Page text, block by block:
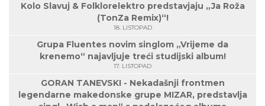
Kolo Slavuj & Folklorelektro predstavjaju „Ja Roža
(TonZa Remix)“!
18. LISTOPAD
Grupa Fluentes novim singlom „Vrijeme da
krenemo“ najavljuje treći studijski album!
17. LISTOPAD
GORAN TANEVSKI - Nekadašnji frontmen
legendarne makedonske grupe MIZAR, predstavlja